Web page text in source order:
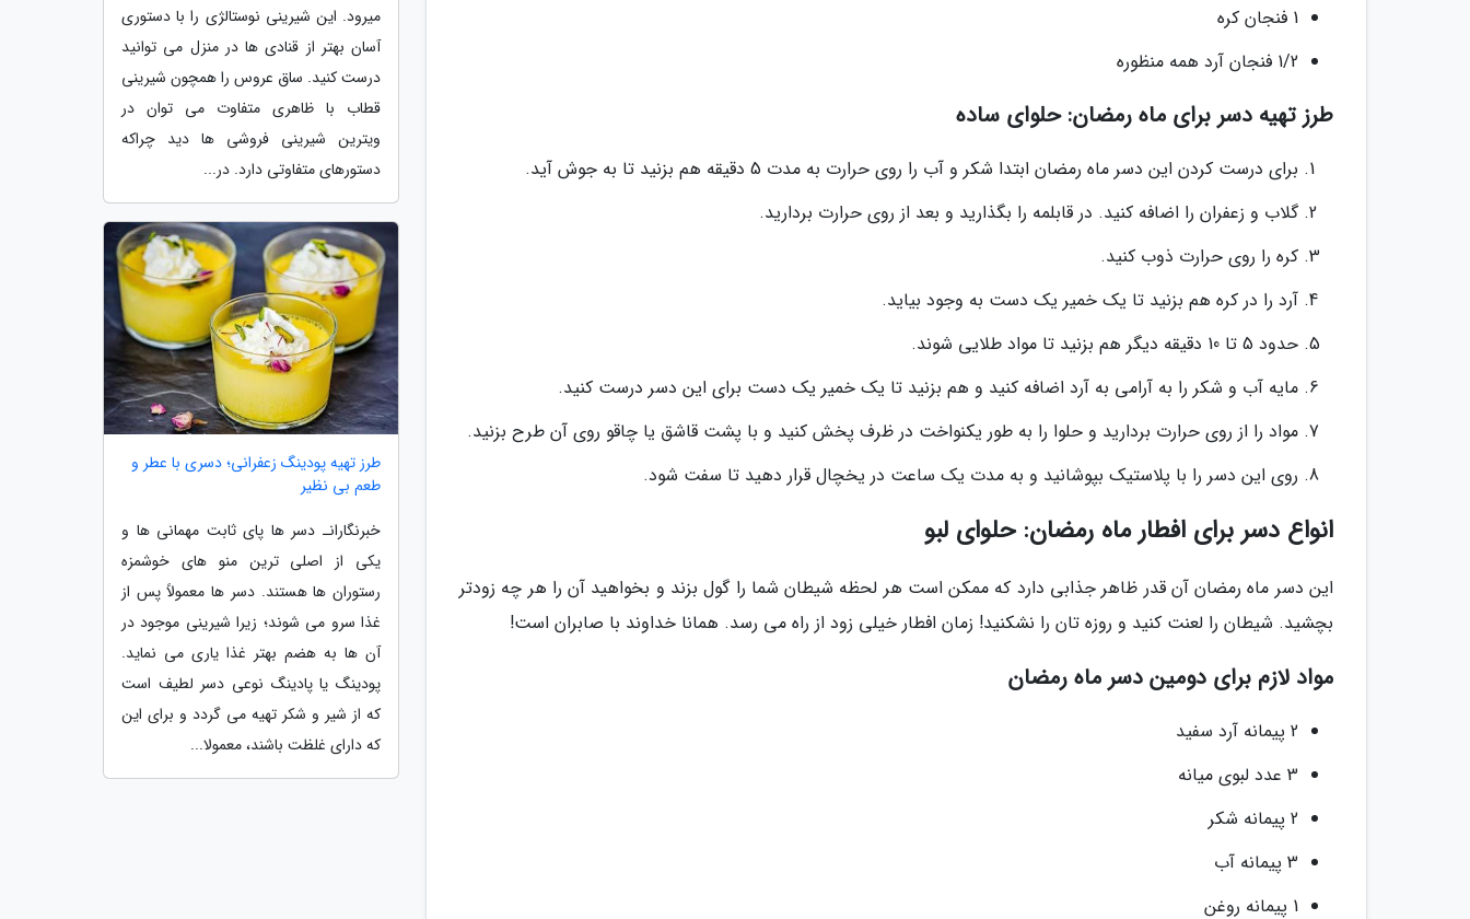
1 فنجان کره
1/2 فنجان آرد همه منظوره
طرز تهیه دسر برای ماه رمضان: حلوای ساده
برای درست کردن این دسر ماه رمضان ابتدا شکر و آب را روی حرارت به مدت 5 دقیقه هم بزنید تا به جوش آید.
گلاب و زعفران را اضافه کنید. در قابلمه را بگذارید و بعد از روی حرارت بردارید.
کره را روی حرارت ذوب کنید.
آرد را در کره هم بزنید تا یک خمیر یک دست به وجود بیاید.
حدود 5 تا 10 دقیقه دیگر هم بزنید تا مواد طلایی شوند.
مایه آب و شکر را به آرامی به آرد اضافه کنید و هم بزنید تا یک خمیر یک دست برای این دسر درست کنید.
مواد را از روی حرارت بردارید و حلوا را به طور یکنواخت در ظرف پخش کنید و با پشت قاشق یا چاقو روی آن طرح بزنید.
روی این دسر را با پلاستیک بپوشانید و به مدت یک ساعت در یخچال قرار دهید تا سفت شود.
انواع دسر برای افطار ماه رمضان: حلوای لبو
این دسر ماه رمضان آن قدر ظاهر جذابی دارد که ممکن است هر لحظه شیطان شما را گول بزند و بخواهید آن را هر چه زودتر
بچشید. شیطان را لعنت کنید و روزه تان را نشکنید! زمان افطار خیلی زود از راه می رسد. همانا خداوند با صابران است!
مواد لازم برای دومین دسر ماه رمضان
2 پیمانه آرد سفید
3 عدد لبوی میانه
2 پیمانه شکر
3 پیمانه آب
1 پیمانه روغن
میرود. این شیرینی نوستالژی را با دستوری
آسان بهتر از قنادی ها در منزل می توانید
درست کنید. ساق عروس را همچون شیرینی
قطاب با ظاهری متفاوت می توان در
ویترین شیرینی فروشی ها دید چراکه
دستورهای متفاوتی دارد. در...
طرز تهیه پودینگ زعفرانی؛ دسری با عطر و
طعم بی نظیر
خبرنگارانـ دسر ها پای ثابت مهمانی ها و
یکی از اصلی ترین منو های خوشمزه
رستوران ها هستند. دسر ها معمولاً پس از
غذا سرو می شوند؛ زیرا شیرینی موجود در
آن ها به هضم بهتر غذا یاری می نماید.
پودینگ یا پادینگ نوعی دسر لطیف است
که از شیر و شکر تهیه می گردد و برای این
که دارای غلظت باشند، معمولا...